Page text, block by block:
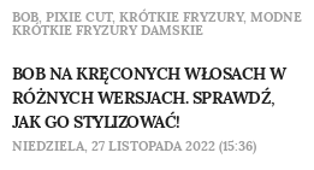
BOB, PIXIE CUT, KRÓTKIE FRYZURY, MODNE
KRÓTKIE FRYZURY DAMSKIE
BOB NA KRĘCONYCH WŁOSACH W
RÓŻNYCH WERSJACH. SPRAWDŹ,
JAK GO STYLIZOWAĆ!
NIEDZIELA, 27 LISTOPADA 2022 (15:36)